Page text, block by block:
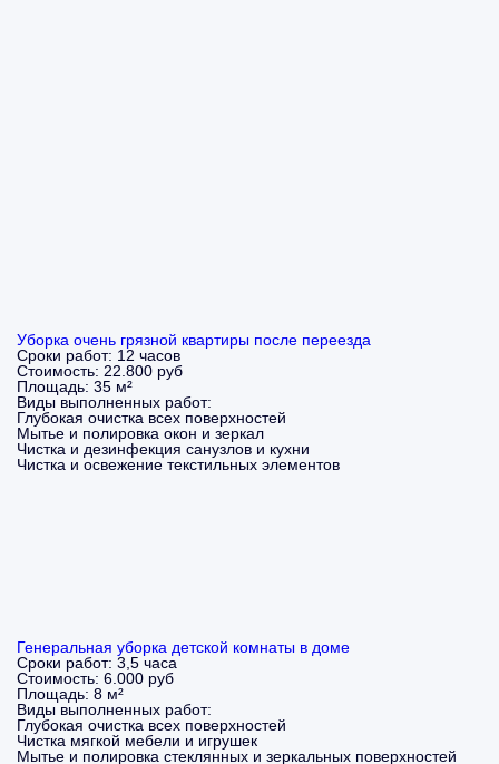
Уборка очень грязной квартиры после переезда
Сроки работ: 12 часов
Стоимость: 22.800 руб
Площадь: 35 м²
Виды выполненных работ:
Глубокая очистка всех поверхностей
Мытье и полировка окон и зеркал
Чистка и дезинфекция санузлов и кухни
Чистка и освежение текстильных элементов
Генеральная уборка детской комнаты в доме
Сроки работ: 3,5 часа
Стоимость: 6.000 руб
Площадь: 8 м²
Виды выполненных работ:
Глубокая очистка всех поверхностей
Чистка мягкой мебели и игрушек
Мытье и полировка стеклянных и зеркальных поверхностей